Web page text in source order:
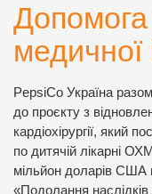
Допомога
медичної
PepsiCo Україна
до проєкту з
кардіохірургії, який
по дитячій лікарні
мільйон доларів США
«Подолання